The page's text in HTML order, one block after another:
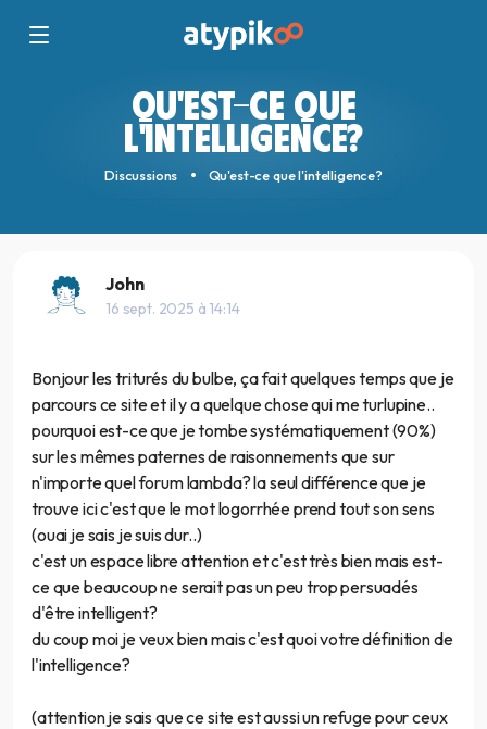
QU'EST-CE QUE
L'INTELLIGENCE?
Discussions Qu'est-ce que l'intelligence?
John
16 sept. 2025 à 14:14
Bonjour les triturés du bulbe, ça fait quelques temps que je
parcours ce site et il y a quelque chose qui me turlupine..
pourquoi est-ce que je tombe systématiquement (90%)
sur les mêmes paternes de raisonnements que sur
n'importe quel forum lambda? la seul différence que je
trouve ici c'est que le mot logorrhée prend tout son sens
(ouai je sais je suis dur..)
c'est un espace libre attention et c'est très bien mais est-
ce que beaucoup ne serait pas un peu trop persuadés
d'être intelligent?
du coup moi je veux bien mais c'est quoi votre définition de
l'intelligence?
(attention je sais que ce site est aussi un refuge pour ceux